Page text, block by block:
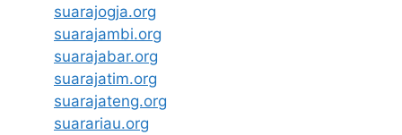
suarajogja.org
suarajambi.org
suarajabar.org
suarajatim.org
suarajateng.org
suarariau.org